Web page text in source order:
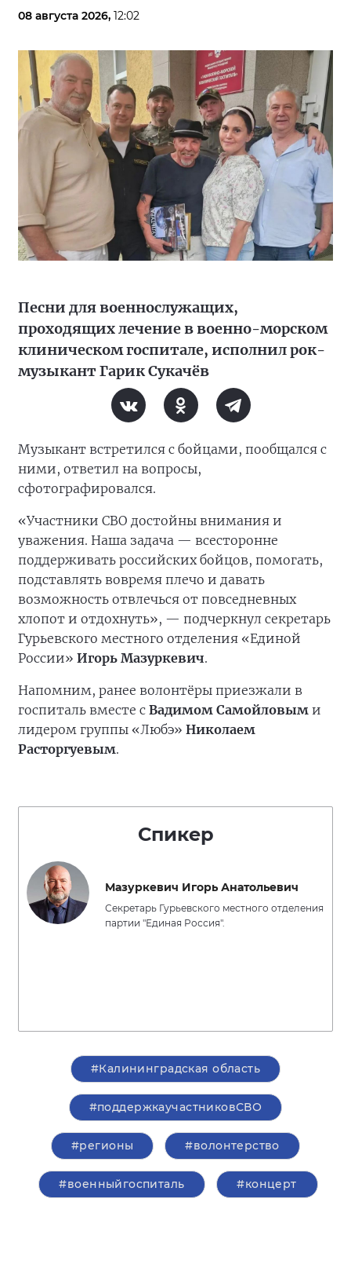
08 августа 2026, 12:02
Песни для военнослужащих,
проходящих лечение в военно-морском
клиническом госпитале, исполнил рок-
музыкант Гарик Сукачёв
Музыкант встретился с бойцами, пообщался с
ними, ответил на вопросы,
сфотографировался.
«Участники СВО достойны внимания и
уважения. Наша задача — всесторонне
поддерживать российских бойцов, помогать,
подставлять вовремя плечо и давать
возможность отвлечься от повседневных
хлопот и отдохнуть», — подчеркнул секретарь
Гурьевского местного отделения «Единой
России» Игорь Мазуркевич.
Напомним, ранее волонтёры приезжали в
госпиталь вместе с Вадимом Самойловым и
лидером группы «Любэ» Николаем
Расторгуевым.
Спикер
Мазуркевич Игорь Анатольевич
Секретарь Гурьевского местного отделения
партии "Единая Россия".
#Калининградская область
#поддержкаучастниковСВО
#регионы #волонтерство
#военныйгоспиталь #концерт